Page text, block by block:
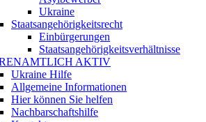
Ukraine
Staatsangehörigkeitsrecht
Einbürgerungen
Staatsangehörigkeitsverhältnisse
AKTIV
Ukraine Hilfe
Allgemeine Informationen
Hier können Sie helfen
Nachbarschaftshilfe